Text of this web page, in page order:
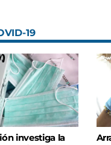
19
investiga la